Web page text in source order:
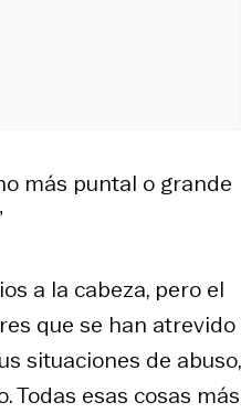
más puntal o grande
a la cabeza, pero el
que se han atrevido
situaciones de abuso,
Todas esas cosas más